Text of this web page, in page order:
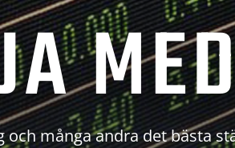
många andra det bästa